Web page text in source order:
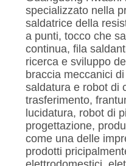
specializzato nella
saldatrice della
a punti, tocco che
continua, fila
ricerca e sviluppo
braccia meccanici
saldatura e robot di
trasferimento,
lucidatura, robot di
progettazione,
come una delle
prodotti